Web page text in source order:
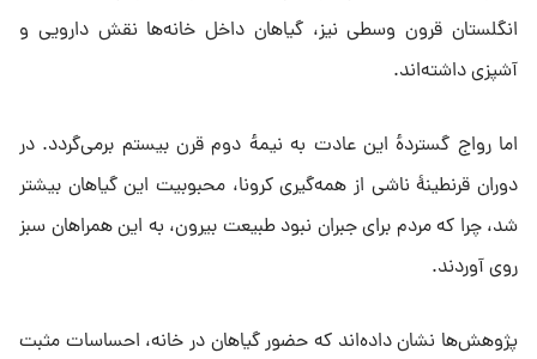
انگلستان قرون وسطی نیز، گیاهان داخل خانه‌ها نقش دارویی و
آشپزی داشته‌اند.
اما رواج گسترده‌ٔ این عادت به نیمه‌ٔ دوم قرن بیستم برمی‌گردد. در
دوران قرنطینهٔ ناشی از همه‌گیری کرونا، محبوبیت این گیاهان بیشتر
شد، چرا که مردم برای جبران نبود طبیعت بیرون، به این همراهان سبز
روی آوردند.
پژوهش‌ها نشان داده‌اند که حضور گیاهان در خانه، احساسات مثبت